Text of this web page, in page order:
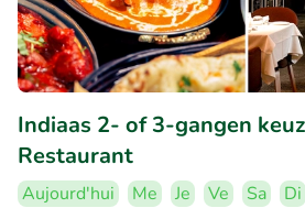
Indiaas 2- of 3-gangen
Restaurant
Aujourd'hui Me Je Ve Sa
Di